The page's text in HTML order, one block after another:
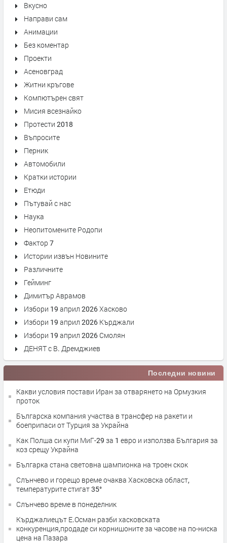
Вкусно
Направи сам
Анимации
Без коментар
Проекти
Асеновград
Житни кръгове
Компютърен свят
Мисия всезнайко
Протести 2018
Въпросите
Перник
Автомобили
Кратки истории
Етюди
Пътувай с нас
Наука
Неопитомените Родопи
Фактор 7
Истории извън Новините
Различните
Гейминг
Димитър Аврамов
Избори 19 април 2026 Хасково
Избори 19 април 2026 Кърджали
Избори 19 април 2026 Смолян
ДЕНЯТ с В. Дремджиев
Последни новини
Какви условия постави Иран за отварянето на Ормузкия
проток
Българска компания участва в трансфер на ракети и
боеприпаси от Турция за Украйна
Как Полша си купи МиГ-29 за 1 евро и използва България за
коз срещу Украйна
Българка стана световна шампионка на троен скок
Слънчево и горещо време очаква Хасковска област,
температурите стигат 35°
Слънчево време в понеделник
Кърджалиецът Е.Осман разби хасковската
конкуренция,продаде си корнишоните за часове на по-ниска
цена на Пазара